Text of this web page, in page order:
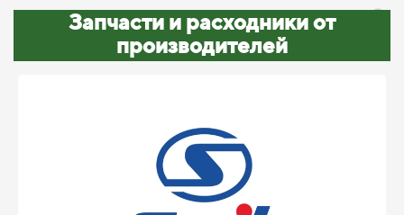
Запчасти и расходники от
производителей